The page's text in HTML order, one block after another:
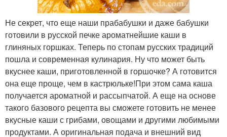
Не секрет, что еще наши прабабушки и даже бабушки
готовили в русской печке ароматнейшие каши в
глиняных горшках. Теперь по стопам русских традиций
пошла и современная кулинария. Ну что может быть
вкуснее каши, приготовленной в горшочке? А готовится
она еще проще, чем в кастрюльке!При этом сама каша
получается ароматной и рассыпчатой. А еще на основе
такого базового рецепта вы сможете готовить не менее
вкусные каши с грибами, овощами и другими любимыми
продуктами. А оригинальная подача и внешний вид